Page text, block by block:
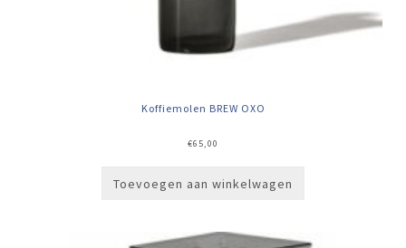
Koffiemolen BREW OXO
€65,00
Toevoegen aan winkelwagen